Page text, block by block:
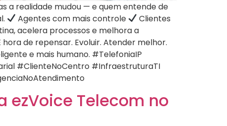
a realidade mudou — e quem entende de
Agentes com mais controle
Clientes
acelera processos e melhora a
de repensar. Evoluir. Atender melhor.
e mais humano. #TelefoniaIP
#ClienteNoCentro #InfraestruturaTI
ezVoice Telecom no